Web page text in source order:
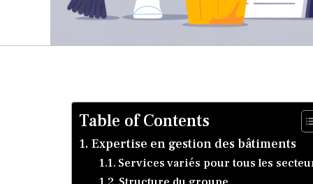
Table of Contents
Expertise en gestion des bâtiments
Services variés pour tous les